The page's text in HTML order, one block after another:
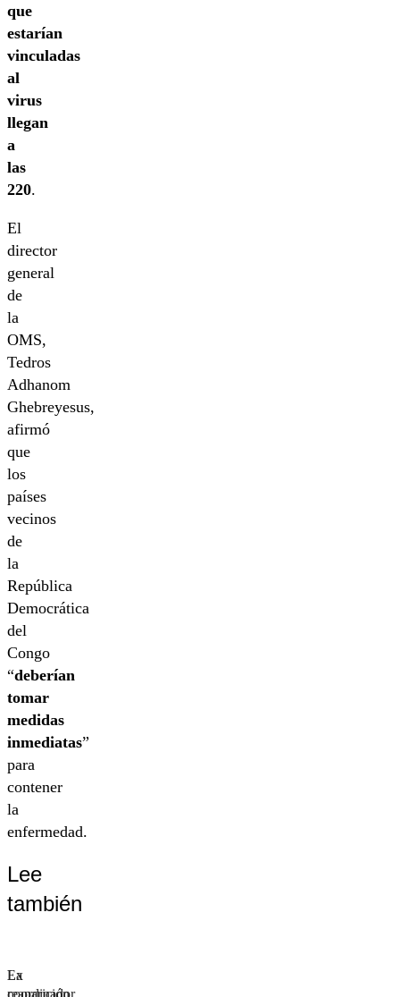
que
estarían
vinculadas
al
virus
llegan
a
las
220.
El
director
general
de
la
OMS,
Tedros
Adhanom
Ghebreyesus,
afirmó
que
los
países
vecinos
de
la
República
Democrática
del
Congo
“deberían
tomar
medidas
inmediatas”
para
contener
la
enfermedad.
Lee
también
La
reaparición
Ex
coordinador